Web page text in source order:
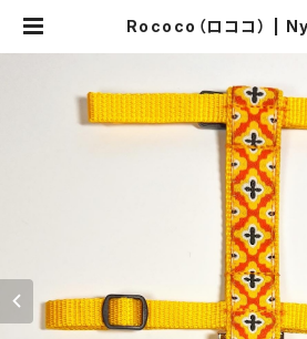
Rococo（ロココ） |